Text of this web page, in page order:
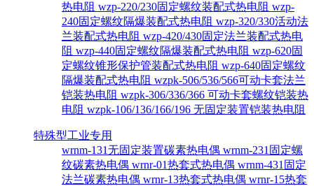
热电阻 wzp-220/230固定螺纹装配式热电阻 wzp-
240固定螺纹隔爆装配式热电阻 wzp-320/330活动法
兰装配式热电阻 wzp-420/430固定法兰装配式热电
阻 wzp-440固定螺纹隔爆装配式热电阻 wzp-620固
定螺纹锥形保护管装配式热电阻 wzp-640固定螺纹
隔爆装配式热电阻 wzpk-506/536/566可动卡套法兰
铠装热电阻 wzpk-306/336/366 可动卡套螺纹铠装热
电阻 wzpk-106/136/166/196 无固定装置铠装热电阻
特殊型工业专用
wrnm-131无固定装置碳素热电偶 wrnm-231固定螺
纹碳素热电偶 wrnr-01热套式热电偶 wrnm-431固定
法兰碳素热电偶 wrnr-13热套式热电偶 wrnr-15热套